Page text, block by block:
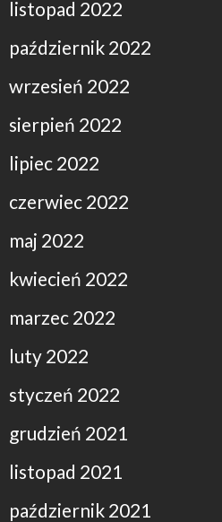
listopad 2022
październik 2022
wrzesień 2022
sierpień 2022
lipiec 2022
czerwiec 2022
maj 2022
kwiecień 2022
marzec 2022
luty 2022
styczeń 2022
grudzień 2021
listopad 2021
październik 2021